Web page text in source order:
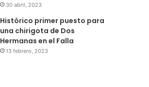
30 abril, 2023
Histórico primer puesto para
una chirigota de Dos
Hermanas en el Falla
13 febrero, 2023